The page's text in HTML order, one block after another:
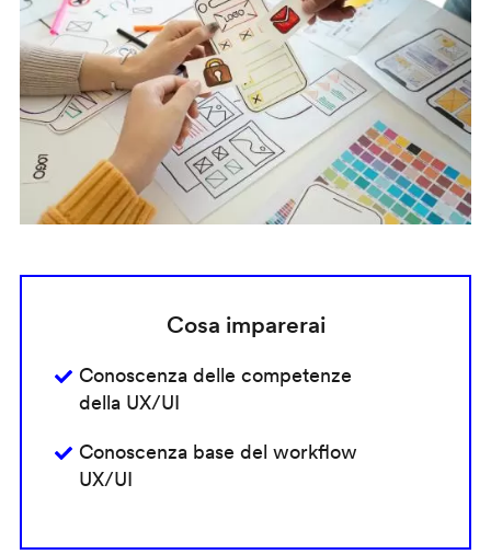
Cosa imparerai
Conoscenza delle competenze
della UX/UI
Conoscenza base del workflow
UX/UI